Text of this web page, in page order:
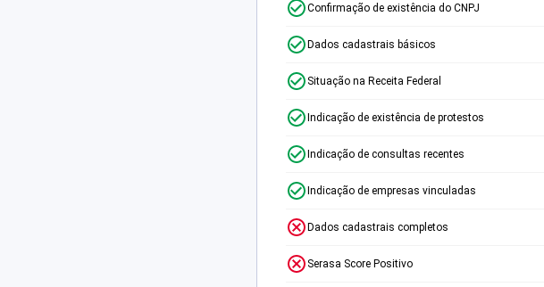
Confirmação de existência do CNPJ
Dados cadastrais básicos
Situação na Receita Federal
Indicação de existência de protestos
Indicação de consultas recentes
Indicação de empresas vinculadas
Dados cadastrais completos
Serasa Score Positivo